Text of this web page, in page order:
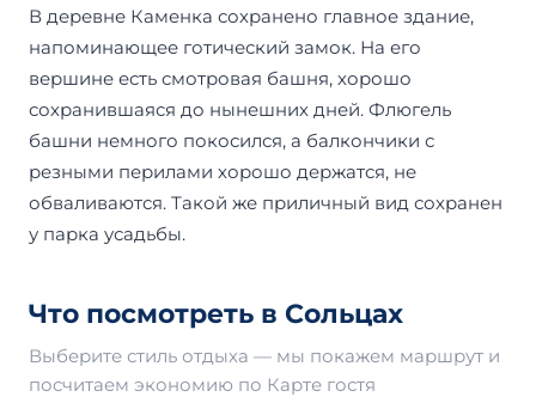
В деревне Каменка сохранено главное здание,
напоминающее готический замок. На его
вершине есть смотровая башня, хорошо
сохранившаяся до нынешних дней. Флюгель
башни немного покосился, а балкончики с
резными перилами хорошо держатся, не
обваливаются. Такой же приличный вид сохранен
у парка усадьбы.
Что посмотреть в Сольцах
Выберите стиль отдыха — мы покажем маршрут и
посчитаем экономию по Карте гостя